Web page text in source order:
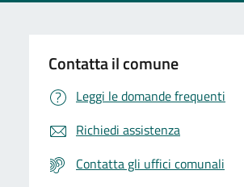
Contatta il comune
Leggi le domande frequenti
Richiedi assistenza
Contatta gli uffici comunali